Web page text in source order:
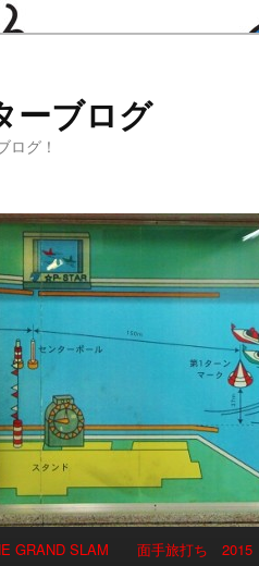
ーブログ
ログ！
GRAND SLAM 面手旅打ち 2015